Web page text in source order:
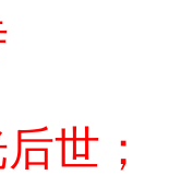
世；